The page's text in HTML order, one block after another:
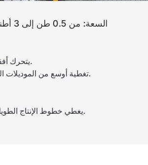
السعة: من 0.5 طن إلى 3 أطنان
يتحرك أفقياً على طول أعمدة المبنى.
تغطية أوسع من الموديلات القياسية المثبتة على الحائط.
يغطي خطوط الإنتاج الطويلة أو مناطق العمل الممتدة.